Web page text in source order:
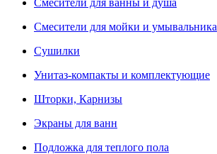
Смесители для ванны и душа
Смесители для мойки и умывальника
Сушилки
Унитаз-компакты и комплектующие
Шторки, Карнизы
Экраны для ванн
Подложка для теплого пола